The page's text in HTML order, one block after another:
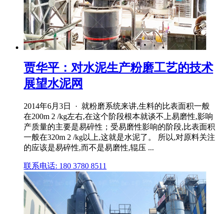
贾华平：对水泥生产粉磨工艺的技术
展望水泥网
2014年6月3日 · 就粉磨系统来讲,生料的比表面积一般
在200m 2 /kg左右,在这个阶段根本就谈不上易磨性,影响
产质量的主要是易碎性；受易磨性影响的阶段,比表面积
一般在320m 2 /kg以上,这就是水泥了。 所以,对原料关注
的应该是易碎性,而不是易磨性,辊压 ...
联系电话: 180 3780 8511